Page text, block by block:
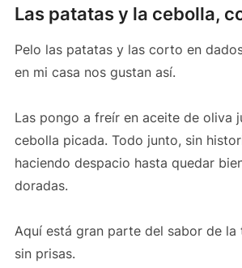
Las patatas y la cebolla,
Pelo las patatas y las corto en
en mi casa nos gustan así.
Las pongo a freír en aceite de oliva
cebolla picada. Todo junto, sin
haciendo despacio hasta quedar
doradas.
Aquí está gran parte del sabor de
sin prisas.